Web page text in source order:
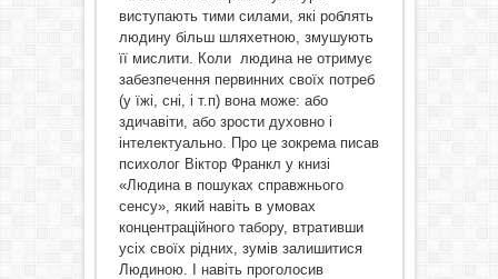
виступають тими силами, які роблять
людину більш шляхетною, змушують
її мислити. Коли людина не отримує
забезпечення первинних своїх потреб
(у їжі, сні, і т.п) вона може: або
здичавіти, або зрости духовно і
інтелектуально. Про це зокрема писав
психолог Віктор Франкл у книзі
«Людина в пошуках справжнього
сенсу», який навіть в умовах
концентраційного табору, втративши
усіх своїх рідних, зумів залишитися
Людиною. І навіть проголосив